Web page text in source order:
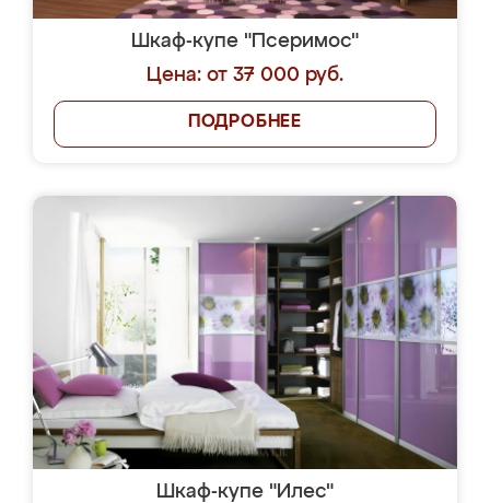
Шкаф-купе "Псеримос"
Цена: от 37 000 руб.
ПОДРОБНЕЕ
Шкаф-купе "Илес"